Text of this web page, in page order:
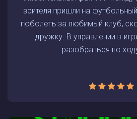
зрителя пришли на
поболеть за любимый клуб,
дружку. В управлении в
разобраться по